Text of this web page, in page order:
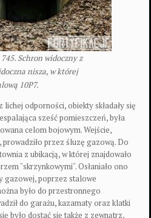
Schron widoczny z
nisza, w której
10P7.
odporności, obiekty składały się
sześć pomieszczeń, była
celom bojowym. Wejście,
przez śluzę gazową. Do
z ubikacją, w której znajdowało
"skrzynkowymi". Osłaniało ono
gazowej, poprzez stalowe
było do przestronnego
do garażu, kazamaty oraz klatki
było dostać się także z zewnątrz,